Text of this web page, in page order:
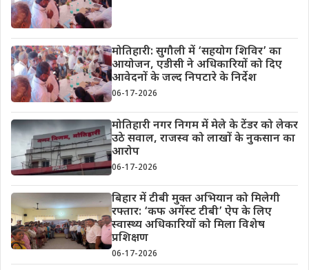
मोतिहारी: सुगौली में ‘सहयोग शिविर’ का
आयोजन, एडीसी ने अधिकारियों को दिए
आवेदनों के जल्द निपटारे के निर्देश
06-17-2026
मोतिहारी नगर निगम में मेले के टेंडर को लेकर
उठे सवाल, राजस्व को लाखों के नुकसान का
आरोप
06-17-2026
बिहार में टीबी मुक्त अभियान को मिलेगी
रफ्तार: ‘कफ अगेंस्ट टीबी’ ऐप के लिए
स्वास्थ्य अधिकारियों को मिला विशेष
प्रशिक्षण
06-17-2026